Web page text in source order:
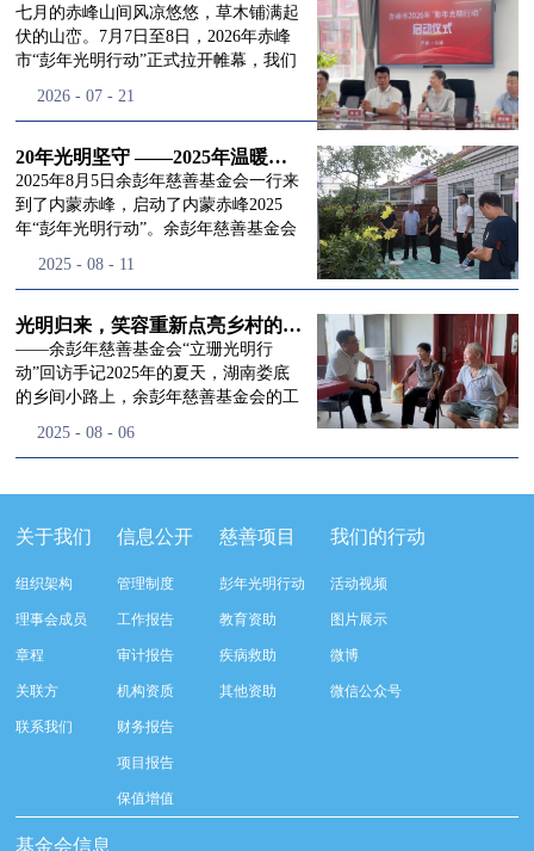
生，现场列席人员:监事孙海跃先生，联
合党支部书记曾层同志。本次会议由理
事长徐滨主持，会议出席人数超过理事
换届会议严格按照基金会章程规定流程
同回顾了基金会过往任期内在助学兴
教、医疗救助、公益事业普惠等多个领
域深耕耕耘的公益历程，充分肯定了第
三届理事会全体成员多年来接续付出的
民、济世利人"的慈善理念所做出的突
流程，完成了新一届治理层的选举任
命，全新的第四届理事会正式组建完
成：选举彭志兵、徐滨、彭新英、李
栋、李玲辉、郭启兴、梅鑫为余彭年慈
余彭年慈善基金会第四届理事会监事。
徐滨先生当选余彭年慈善基金会第四届
先生依次为新一任理事长徐滨先生及秘
新起点上，基金会将始终坚守创立初
心，继续沿着余彭年先生的慈善足迹稳
步前行：一方面将持续巩固已有的品牌
公益项目优势，把帮扶资源更精准地向
索适配新时代公益环境的创新路径，联
动更多社会爱心力量，搭建更透明、更
阔的角落，用实际行动践行"取之于社
会、用之于社会"的公益承诺。未来，
余彭年慈善基金会将在新一届理事会的
带领下，以更饱满的热忱投身公益慈善
七月的赤峰山间风凉悠悠，草木铺满起
伏的山峦。7月7日至8日，2026年赤峰
市“彭年光明行动”正式拉开帷幕，我们
土地，赴一场延续了二十一年的光明之
残联唐婷婷理事长到场参与本次启动活
动，由衷肯定了基金会坚持二十一年深
耕光明帮扶的坚守，也向长久奔走推进
项目的我们表达了谢意。二十一年时光
市与县域，一趟趟奔赴偏远地区，只为
景，这份认可，也让我们更加笃定前行
的脚步。启动仪式落幕之后，我们没有
即刻返程，联合赤峰市残联的工作人
员、专业医护队伍走入乡间小路，随机
小路弯弯曲曲，两边是繁茂的林木，我
家中。简朴的乡村民居陈设简单，老人
往日家中大大小小的农活，全都压在了
老伴一人肩上。此前季爷爷的左眼早已
彻底失明，卧床的日子里视野一片昏
暗，行动受限再加上双目近乎失明，老
人常常对往后的生活满心忧虑。得益于
去年项目开展的右眼手术，如今他的右
眼重获视力，平日里能够看清手机屏
幕，简单的日常起居也可以自己打理不
少。聊天的时候季爷爷语气满是庆
幸：“本来走路就不利索，要是双眼都
看不见，真的不敢设想往后的日子。现
2026 - 07 - 21
20年光明坚守 ——2025年温暖启程“彭年光明行动”内蒙赤峰
2025年8月5日余彭年慈善基金会一行来
到了内蒙赤峰，启动了内蒙赤峰2025
年“彭年光明行动”。余彭年慈善基金会
欣以及余彭年慈善基金会志愿者姜颖妍
峰市残联理事长孙德欣对我们“彭年光
明行动”给予了高度的肯定，他表示“彭
年光明行动”不仅仅是帮助白内障患者
恢复光明，最重要的是减轻了患者家庭
事业的生动体现。随后余彭年慈善基金
光明行动”在内蒙的点点滴滴，并希望
覆盖，加强术后随访与科普宣传，同时
仪式后余彭年慈善基金会一行实地探访
了项目实施的一线情况，详细了解了患
流程就诊环节。 探访结束后，我们一行
开始对参与项目的患者进行了随机的回
项目的患者进行了随机的回访。居住在
松山区三道井子村的王奶奶左眼一直视
检查治疗。村里的赵书记在走访过程中
2025 - 08 - 11
光明归来，笑容重新点亮乡村的角落
——余彭年慈善基金会“立珊光明行
动”回访手记2025年的夏天，湖南娄底
的乡间小路上，余彭年慈善基金会的工
着一份特别的牵挂，走进了一个个普通
曾经被白内障困扰的老人，在接受
发生了怎样的变化。“现在能看清菜苗
来到涟源市渡头塘乡洪家村。72岁的曾
爷爷正在自家菜地里忙碌。他曾是村里
见，另一只眼睛的视力也越来越差。以
前，他看不清鱼塘的水位，也分不清菜
术后，眼睛亮堂多了！”老人笑着说。
现在，他能清楚地看到鱼塘里鱼儿游动
杂草。尽管手部有残疾，但他在田埂上
2025 - 08 - 06
道>>
关于我们
组织架构
理事会成员
章程
关联方
联系我们
信息公开
管理制度
工作报告
审计报告
机构资质
财务报告
项目报告
保值增值
慈善项目
彭年光明行动
教育资助
疾病救助
其他资助
我们的行动
活动视频
图片展示
微博
微信公众号
基金会信息